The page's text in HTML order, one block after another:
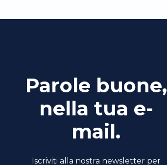
Parole buone,
nella tua e-
mail.
Iscriviti alla nostra newsletter per